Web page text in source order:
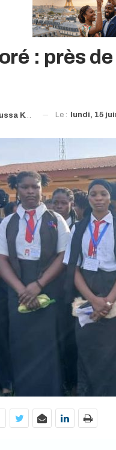
: près
Camara Le : lundi, 15